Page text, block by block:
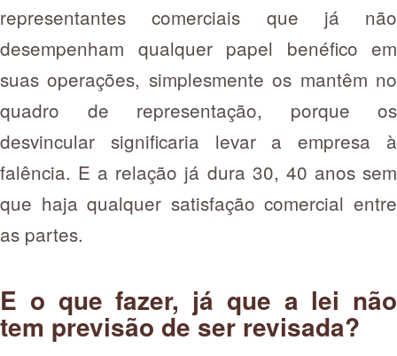
representantes comerciais que já não
desempenham qualquer papel benéfico em
suas operações, simplesmente os mantêm no
quadro de representação, porque os
desvincular significaria levar a empresa à
falência. E a relação já dura 30, 40 anos sem
que haja qualquer satisfação comercial entre
as partes.
E o que fazer, já que a lei não
tem previsão de ser revisada?